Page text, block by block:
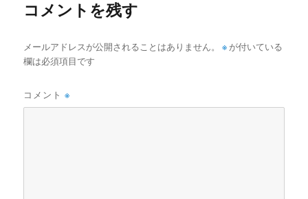
コメントを残す
メールアドレスが公開されることはありません。 ※が付いている
欄は必須項目です
コメント※